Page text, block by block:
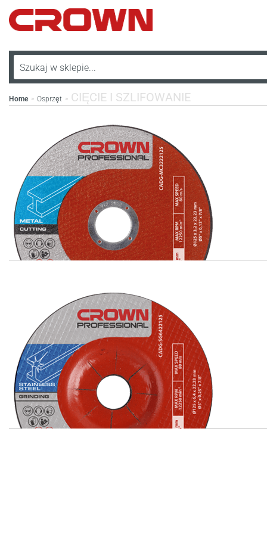
Home > Osprzęt > CIĘCIE I SZLIFOWANIE